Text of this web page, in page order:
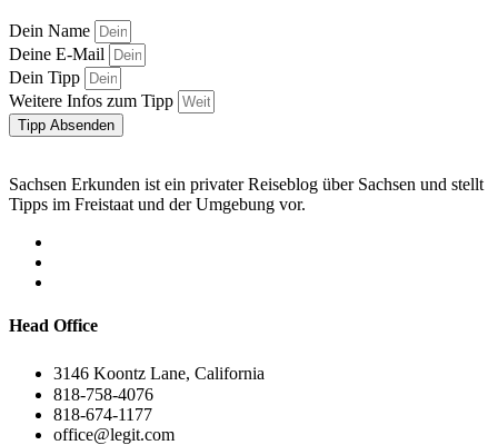
Dein Name
Deine E-Mail
Dein Tipp
Weitere Infos zum Tipp
Tipp Absenden
Sachsen Erkunden ist ein privater Reiseblog über Sachsen und stellt
Tipps im Freistaat und der Umgebung vor.
Head Office
3146 Koontz Lane, California
818-758-4076
818-674-1177
office@legit.com